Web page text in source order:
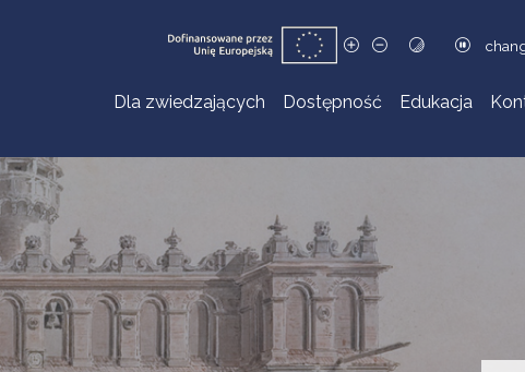
Dla zwiedzających Dostępność Edukacja